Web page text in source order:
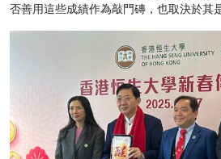
否善用這些成績作為敲門磚，也取決於其